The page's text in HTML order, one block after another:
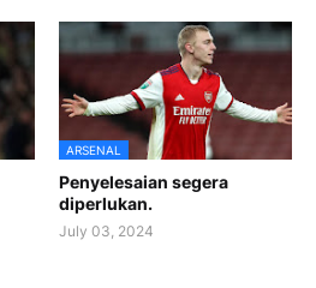
ARSENAL
Penyelesaian segera
diperlukan.
July 03, 2024